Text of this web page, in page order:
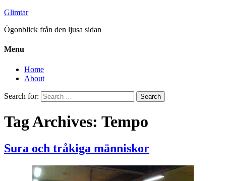
Glimtar
Ögonblick från den ljusa sidan
Menu
Home
About
Search for:
Tag Archives: Tempo
Sura och tråkiga människor